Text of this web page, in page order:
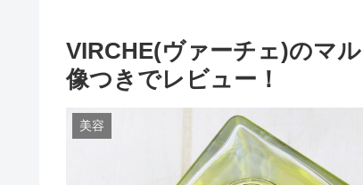
VIRCHE(ヴァーチェ)のマ
像つきでレビュー！
美容